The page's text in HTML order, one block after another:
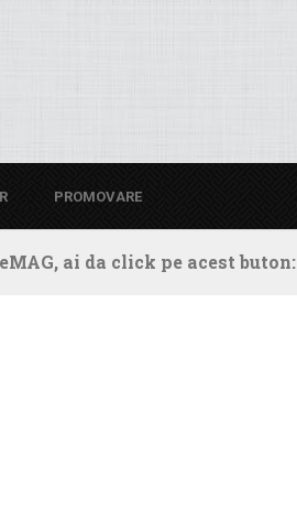
PROMOVARE
ai da click pe acest buton: